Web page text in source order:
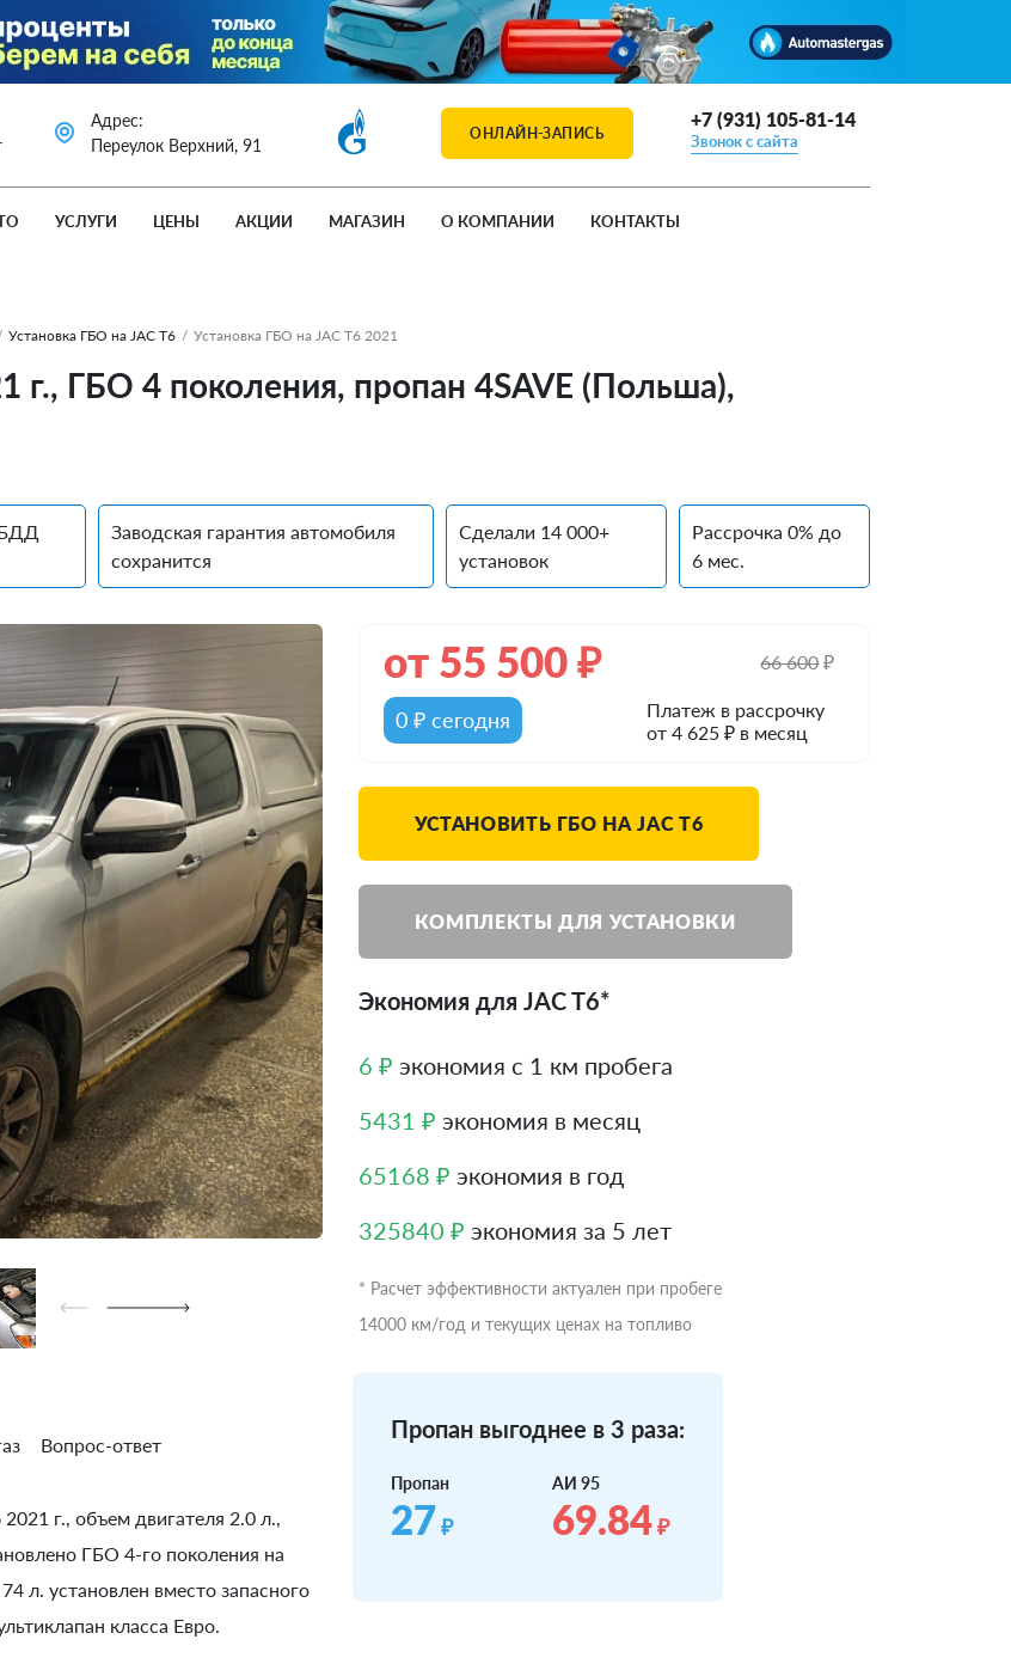
Адрес:
Переулок Верхний, 91
ОНЛАЙН-ЗАПИСЬ
+7 (931) 105-81-14
Звонок с сайта
УСЛУГИ ЦЕНЫ АКЦИИ МАГАЗИН О КОМПАНИИ КОНТАКТЫ
Установка ГБО на JAC T6 / Установка ГБО на JAC T6 2021
г., ГБО 4 поколения, пропан 4SAVE (Польша),
Заводская гарантия автомобиля
сохранится
Сделали 14 000+
установок
Рассрочка 0% до
6 мес.
от 55 500₽ 66 600₽
0 ₽ сегодня
Платеж в рассрочку
от 4 625 ₽ в месяц
УСТАНОВИТЬ ГБО НА JAC T6
КОМПЛЕКТЫ ДЛЯ УСТАНОВКИ
Экономия для JAC T6*
6 ₽ экономия с 1 км пробега
5431 ₽ экономия в месяц
65168 ₽ экономия в год
325840 ₽ экономия за 5 лет
* Расчет эффективности актуален при пробеге
14000 км/год и текущих ценах на топливо
Вопрос-ответ
г., объем двигателя 2.0 л.,
ГБО 4-го поколения на
л. установлен вместо запасного
класса Евро.
Пропан выгоднее в 3 раза:
Пропан
27₽
АИ 95
69.84₽